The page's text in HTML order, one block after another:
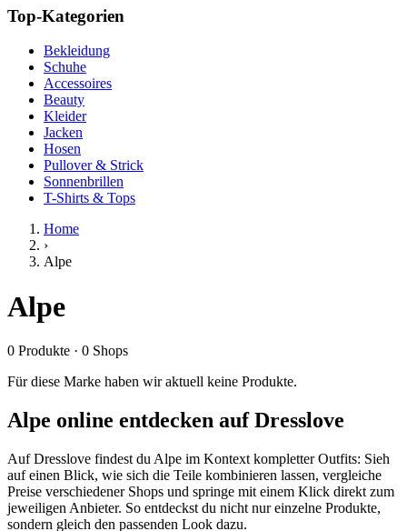
Top-Kategorien
Bekleidung
Schuhe
Accessoires
Beauty
Kleider
Jacken
Hosen
Pullover & Strick
Sonnenbrillen
T-Shirts & Tops
Home
›
Alpe
Alpe
0 Produkte · 0 Shops
Für diese Marke haben wir aktuell keine Produkte.
Alpe online entdecken auf Dresslove
Auf Dresslove findest du Alpe im Kontext kompletter Outfits: Sieh
auf einen Blick, wie sich die Teile kombinieren lassen, vergleiche
Preise verschiedener Shops und springe mit einem Klick direkt zum
jeweiligen Anbieter. So entdeckst du nicht nur einzelne Produkte,
sondern gleich den passenden Look dazu.